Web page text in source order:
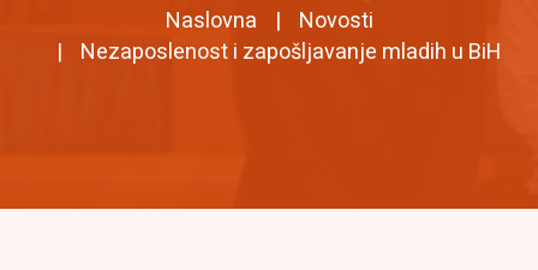
Naslovna
Novosti
Nezaposlenost i zapošljavanje mladih u BiH